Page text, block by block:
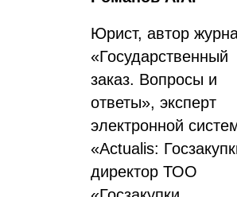
Юрист, автор
«Государственный
заказ. Вопросы и
ответы», эксперт
электронной
«Actualis:
директор ТОО